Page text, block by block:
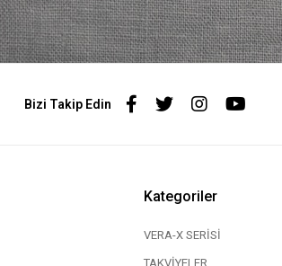
Bizi Takip Edin
Kategoriler
VERA-X SERİSİ
TAKVİYELER